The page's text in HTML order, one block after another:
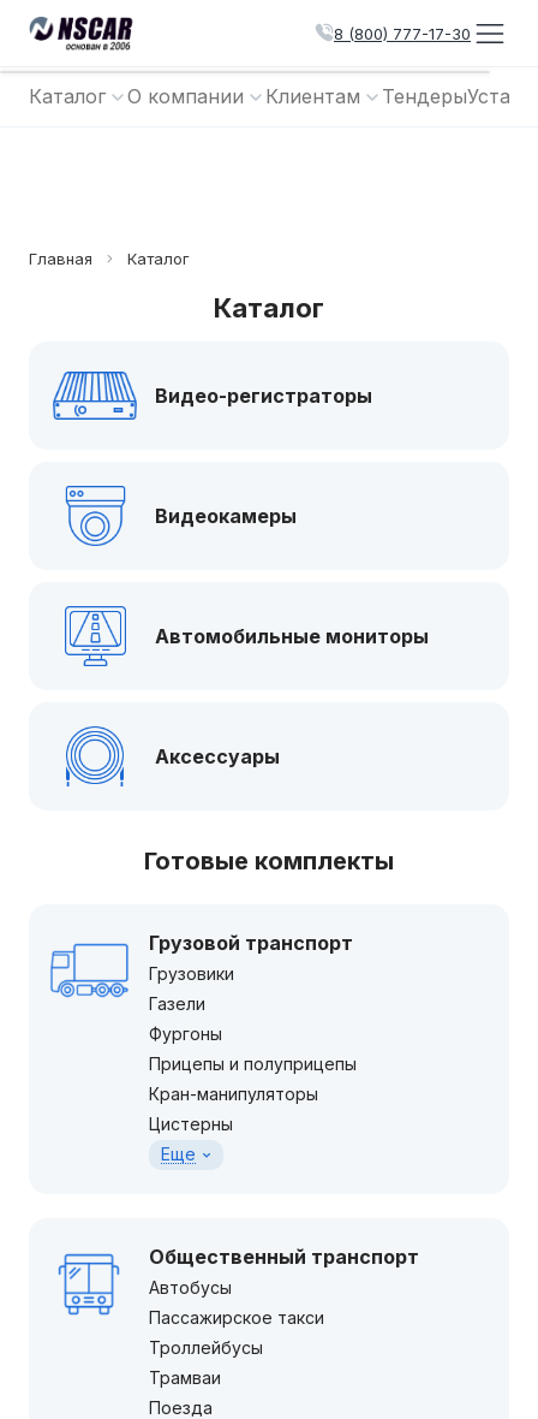
8 (800) 777-17-30
Каталог О компании Клиентам Тендеры
Главная Каталог
Каталог
Видео-регистраторы
Видеокамеры
Автомобильные мониторы
Аксессуары
Готовые комплекты
Грузовой транспорт
Грузовики
Газели
Фургоны
Прицепы и полуприцепы
Кран-манипуляторы
Цистерны
Еще
Общественный транспорт
Автобусы
Пассажирское такси
Троллейбусы
Трамваи
Поезда